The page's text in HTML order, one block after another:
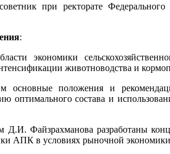
при ректорате Федерального
:
экономики
животноводства и
основные положения и
оптимального состава и
Д.И. Файзрахманова разработаны
АПК в условиях рыночной